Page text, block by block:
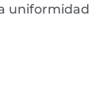
uniformidad